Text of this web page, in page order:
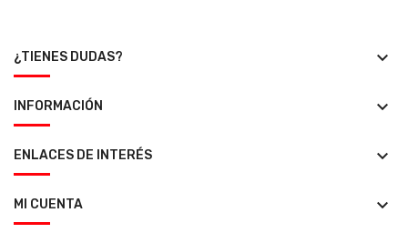
¿TIENES DUDAS? keyboard_arrow_down
INFORMACIÓN keyboard_arrow_down
ENLACES DE INTERÉS keyboard_arrow_down
MI CUENTA keyboard_arrow_down